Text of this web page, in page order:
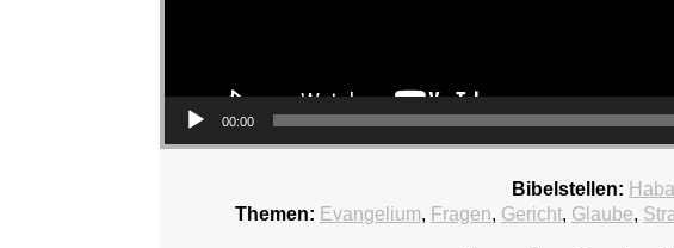
00:00
Bibelstellen:
Themen: Evangelium, Fragen, Gericht, Glaube,